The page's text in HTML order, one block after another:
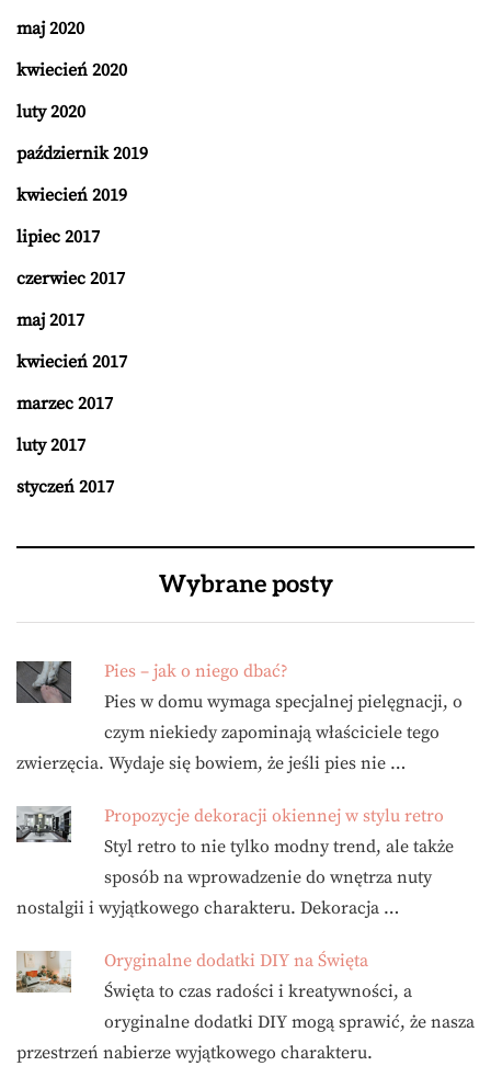
maj 2020
kwiecień 2020
luty 2020
październik 2019
kwiecień 2019
lipiec 2017
czerwiec 2017
maj 2017
kwiecień 2017
marzec 2017
luty 2017
styczeń 2017
Wybrane posty
Pies – jak o niego dbać?
Pies w domu wymaga specjalnej pielęgnacji, o
czym niekiedy zapominają właściciele tego
zwierzęcia. Wydaje się bowiem, że jeśli pies nie …
Propozycje dekoracji okiennej w stylu retro
Styl retro to nie tylko modny trend, ale także
sposób na wprowadzenie do wnętrza nuty
nostalgii i wyjątkowego charakteru. Dekoracja …
Oryginalne dodatki DIY na Święta
Święta to czas radości i kreatywności, a
oryginalne dodatki DIY mogą sprawić, że nasza
przestrzeń nabierze wyjątkowego charakteru.